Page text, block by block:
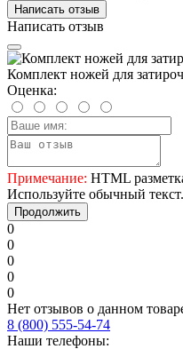
Написать отзыв
Написать отзыв
Комплект ножей для
Оценка:
Примечание: HTML
Используйте обычный текст.
Продолжить
0
0
0
0
0
Нет отзывов о данном
8 (800) 555-54-74
Наши телефоны: